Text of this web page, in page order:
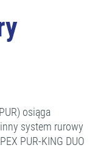
osiąga
system rurowy
PUR-KING DUO